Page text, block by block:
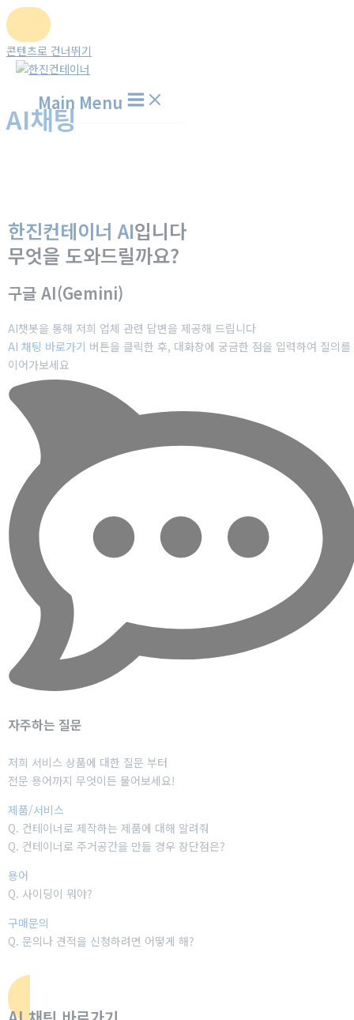
콘텐츠로 건너뛰기
Main Menu
AI채팅
한진컨테이너 AI입니다
무엇을 도와드릴까요?
구글 AI(Gemini)
AI챗봇을 통해 저희 업체 관련 답변을 제공해 드립니다
AI 채팅 바로가기 버튼을 클릭한 후, 대화창에 궁금한 점을 입력하여 질의를
이어가보세요
자주하는 질문
저희 서비스 상품에 대한 질문 부터
전문 용어까지 무엇이든 물어보세요!
제품/서비스
Q. 컨테이너로 제작하는 제품에 대해 알려줘
Q. 컨테이너로 주거공간을 만들 경우 장단점은?
용어
Q. 사이딩이 뭐야?
구매문의
Q. 문의나 견적을 신청하려면 어떻게 해?